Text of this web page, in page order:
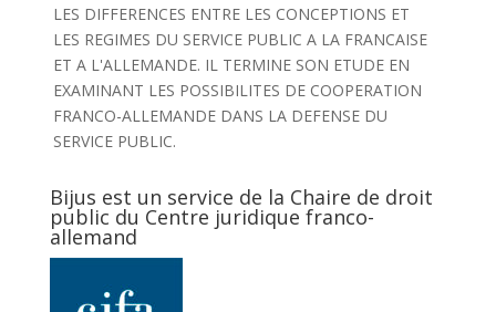
LES DIFFERENCES ENTRE LES CONCEPTIONS ET
LES REGIMES DU SERVICE PUBLIC A LA FRANCAISE
ET A L'ALLEMANDE. IL TERMINE SON ETUDE EN
EXAMINANT LES POSSIBILITES DE COOPERATION
FRANCO-ALLEMANDE DANS LA DEFENSE DU
SERVICE PUBLIC.
Bijus est un service de la Chaire de droit
public du Centre juridique franco-
allemand